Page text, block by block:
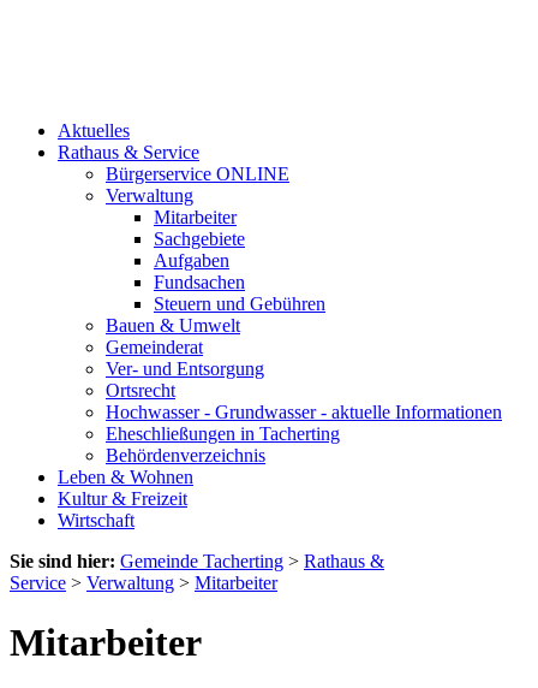
Aktuelles
Rathaus & Service
Bürgerservice ONLINE
Verwaltung
Mitarbeiter
Sachgebiete
Aufgaben
Fundsachen
Steuern und Gebühren
Bauen & Umwelt
Gemeinderat
Ver- und Entsorgung
Ortsrecht
Hochwasser - Grundwasser - aktuelle Informationen
Eheschließungen in Tacherting
Behördenverzeichnis
Leben & Wohnen
Kultur & Freizeit
Wirtschaft
Sie sind hier: Gemeinde Tacherting > Rathaus &
Service > Verwaltung > Mitarbeiter
Mitarbeiter